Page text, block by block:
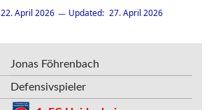
22. April 2026 Updated: 27. April 2026
Jonas Föhrenbach
Defensivspieler